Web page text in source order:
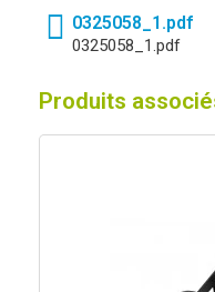
0325058_1.pdf
0325058_1.pdf
Produits